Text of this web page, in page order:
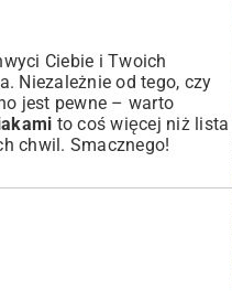
Ciebie i Twoich
Niezależnie od tego, czy
jest pewne – warto
to coś więcej niż lista
chwil. Smacznego!